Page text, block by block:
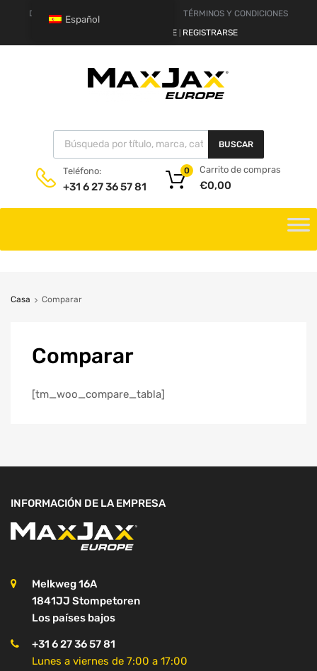
DESCARGO DE RESPONSABILIDAD
TÉRMINOS Y CONDICIONES
REGISTRARSE REGISTRARSE
BUSCAR
Teléfono:
+31 6 27 36 57 81
Carrito de compras
€0,00
0
Casa Comparar
Comparar
[tm_woo_compare_tabla]
INFORMACIÓN DE LA EMPRESA
Melkweg 16A
1841JJ Stompetoren
Los países bajos
+31 6 27 36 57 81
Lunes a viernes de 7:00 a 17:00
Español